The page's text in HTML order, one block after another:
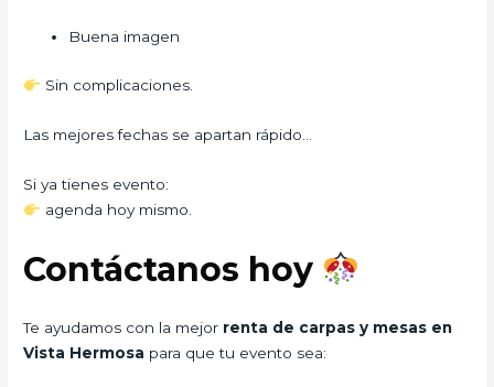
Buena imagen
Sin complicaciones.
Las mejores fechas se apartan rápido…
Si ya tienes evento:
agenda hoy mismo.
Contáctanos hoy
Te ayudamos con la mejor renta de carpas y mesas en
Vista Hermosa para que tu evento sea: